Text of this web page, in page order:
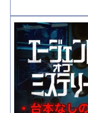
浮かべますか？弾
の命を懸けてユダヤ
なカリスマ？でも、
ィガンを着て、山積
中間管理職のオジ
世界配信されるやい
狂させているヒュ
ネクション』（原
世界大戦下のホロコ
も、なんと「銃」
「書類の抜け穴」
ーデン外務省の官